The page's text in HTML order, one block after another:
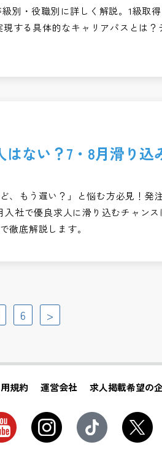
別・役職別に詳しく解説。1級取
する具体的なキャリアパスとは？
はない？7・8月滑り込
、もう遅い？」と悩む方必見！発
社で優良求人に滑り込むチャンス
徹底解説します。
6 >
規約 運営会社 求人掲載希望の